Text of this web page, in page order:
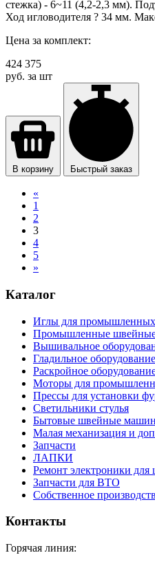
стежка) - 6~11 (4,2-2,3 мм).
Ход игловодителя ? 34 мм.
Цена за комплект:
424 375
руб. за шт
В корзину Быстрый заказ
«
1
2
3
4
5
»
Каталог
Иглы для
Промышленные
Вышивальное
Гладильное
Раскройное
Моторы для
Прессы для установки
Светильники стулья
Бытовые швейные
Малая механизация и
Запчасти
ЛАПКИ
Ремонт электроники для
Запчасти для ВТО
Собственное
Контакты
Горячая линия: